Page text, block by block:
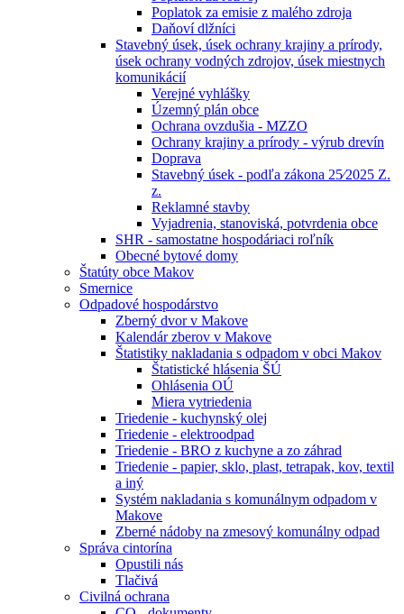
Poplatok za emisie z malého zdroja
Daňoví dlžníci
Stavebný úsek, úsek ochrany krajiny a prírody,
úsek ochrany vodných zdrojov, úsek miestnych
komunikácií
Verejné vyhlášky
Územný plán obce
Ochrana ovzdušia - MZZO
Ochrany krajiny a prírody - výrub drevín
Doprava
Stavebný úsek - podľa zákona 25⁄2025 Z.
z.
Reklamné stavby
Vyjadrenia, stanoviská, potvrdenia obce
SHR - samostatne hospodáriaci roľník
Obecné bytové domy
Štatúty obce Makov
Smernice
Odpadové hospodárstvo
Zberný dvor v Makove
Kalendár zberov v Makove
Štatistiky nakladania s odpadom v obci Makov
Štatistické hlásenia ŠÚ
Ohlásenia OÚ
Miera vytriedenia
Triedenie - kuchynský olej
Triedenie - elektroodpad
Triedenie - BRO z kuchyne a zo záhrad
Triedenie - papier, sklo, plast, tetrapak, kov, textil
a iný
Systém nakladania s komunálnym odpadom v
Makove
Zberné nádoby na zmesový komunálny odpad
Správa cintorína
Opustili nás
Tlačivá
Civilná ochrana